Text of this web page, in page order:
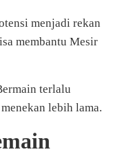
menjadi rekan
membantu Mesir
terlalu
lebih lama.